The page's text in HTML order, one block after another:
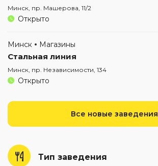
Тип заведения
Минск, пр. Машерова, 11/2
Открыто
Минск Магазины
Стальная линия
Минск, пр. Независимости, 134
Открыто
Все новые заведения